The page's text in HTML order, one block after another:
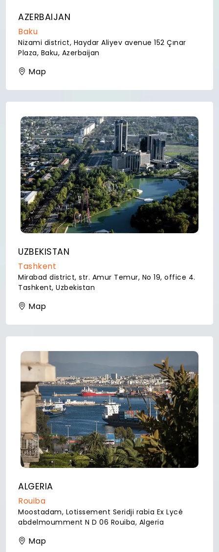
AZERBAIJAN
Baku
Nizami district, Haydar Aliyev avenue 152 Çınar
Plaza, Baku, Azerbaijan
Map
UZBEKISTAN
Tashkent
Mirabad district, str. Amur Temur, No 19, office 4.
Tashkent, Uzbekistan
Map
ALGERIA
Rouiba
Moostadam, Lotissement Seridji rabia Ex Lycé
abdelmoumment N D 06 Rouiba, Algeria
Map